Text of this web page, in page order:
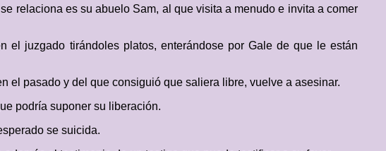
relaciona es su abuelo Sam, al que visita a menudo e invita a comer
juzgado tirándoles platos, enterándose por Gale de que le están
el pasado y del que consiguió que saliera libre, vuelve a asesinar.
podría suponer su liberación.
se suicida.